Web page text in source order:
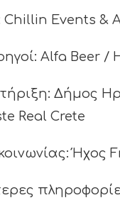
Events &
Alfa Beer /
Δήμος
Real Crete
Ήχος